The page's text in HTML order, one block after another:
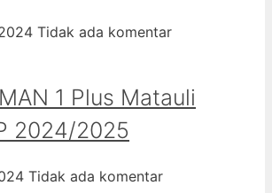
Tidak ada komentar
1 Plus Matauli
2024/2025
Tidak ada komentar